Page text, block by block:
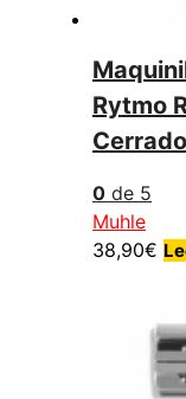
Rytmo
Cerrado
0 de 5
Muhle
38,90€